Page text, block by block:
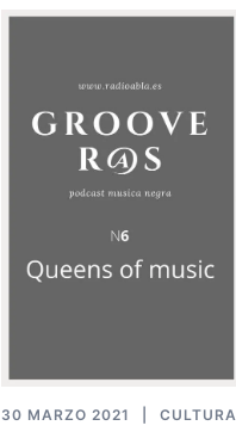
30 MARZO 2021 CULTURA